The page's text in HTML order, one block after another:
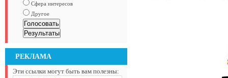
Сфера интересов
Другое
РЕКЛАМА
Эти ссылки могут быть вам полезны: